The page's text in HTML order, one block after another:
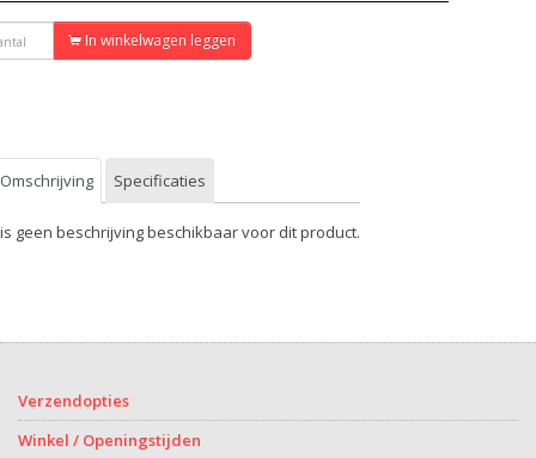
In winkelwagen leggen
Omschrijving Specificaties
geen beschrijving beschikbaar voor dit product.
Verzendopties
Winkel / Openingstijden